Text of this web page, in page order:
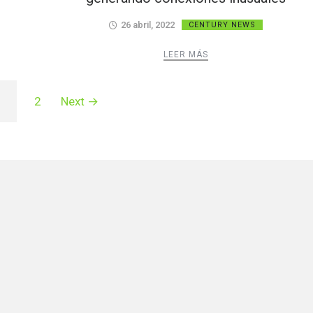
26 abril, 2022 CENTURY NEWS
LEER MÁS
2 Next →